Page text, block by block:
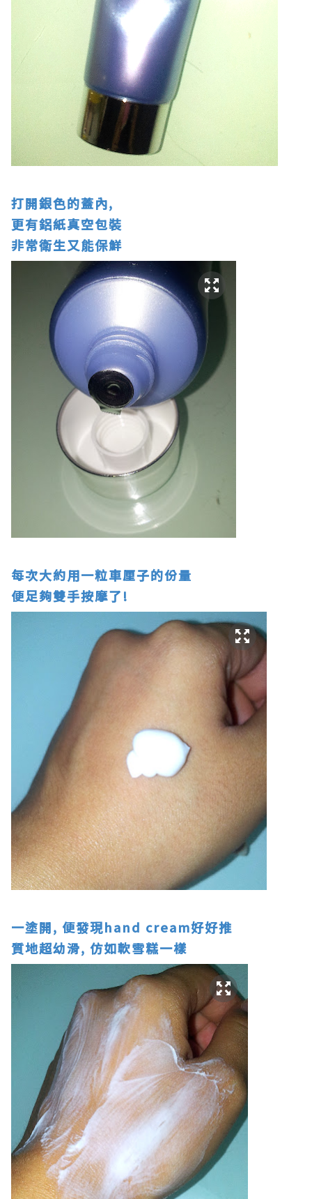
打開銀色的蓋內,
更有鋁紙真空包裝
非常衛生又能保鮮
每次大約用一粒車厘子的份量
便足夠雙手按摩了!
一塗開, 便發現hand cream好好推
質地超幼滑, 仿如軟雪糕一樣